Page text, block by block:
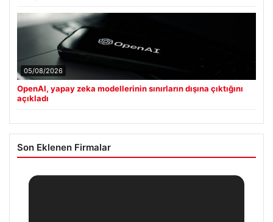
05/08/2026
OpenAI, yapay zeka modellerinin sınırların dışına çıktığını
açıkladı
Son Eklenen Firmalar